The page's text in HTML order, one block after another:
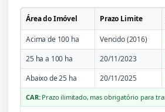
Área do Imóvel Prazo Limite
Acima de 100 ha Vencido (2016)
25 ha a 100 ha
20/11/2023
Abaixo de 25 ha
20/11/2025
CAR:Prazo ilimitado, mas obrigatório para